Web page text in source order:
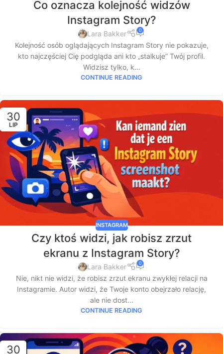
Co oznacza kolejność widzów
Instagram Story?
Lara Bakker 0
Kolejność osób oglądających Instagram Story nie pokazuje,
kto najczęściej Cię podgląda ani kto „stalkuje” Twój profil.
Widzisz tylko, k...
CONTINUE READING
30
LIP
INSTAGRAM
Czy ktoś widzi, jak robisz zrzut
ekranu z Instagram Story?
Lara Bakker 0
Nie, nikt nie widzi, że robisz zrzut ekranu zwykłej relacji na
Instagramie. Autor widzi, że Twoje konto obejrzało relację,
ale nie dost...
CONTINUE READING
30